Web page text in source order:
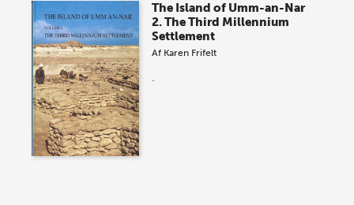
The Island of Umm-an-Nar
2. The Third Millennium
Settlement
Af Karen Frifelt
.